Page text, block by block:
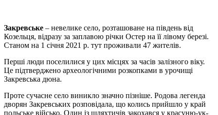
Закревське – невелике село, розташоване на південь від
Козельця, відразу за заплавою річки Ос­тер на її лівому березі.
Станом на 1 січня 2021 р. тут проживали 47 жителів.
Перші люди поселилися у цих місцях за часів залізного віку.
Це підтверджено археологіч­ни­ми розкопками в урочищі
Закревська дюна.
Проте сучасне село виникло значно пізніше. Родова легенда
дворян Закревських роз­по­відала, що колись прийшло у край
польське військо. Один із шляхтичів закохався у красуню-ук­